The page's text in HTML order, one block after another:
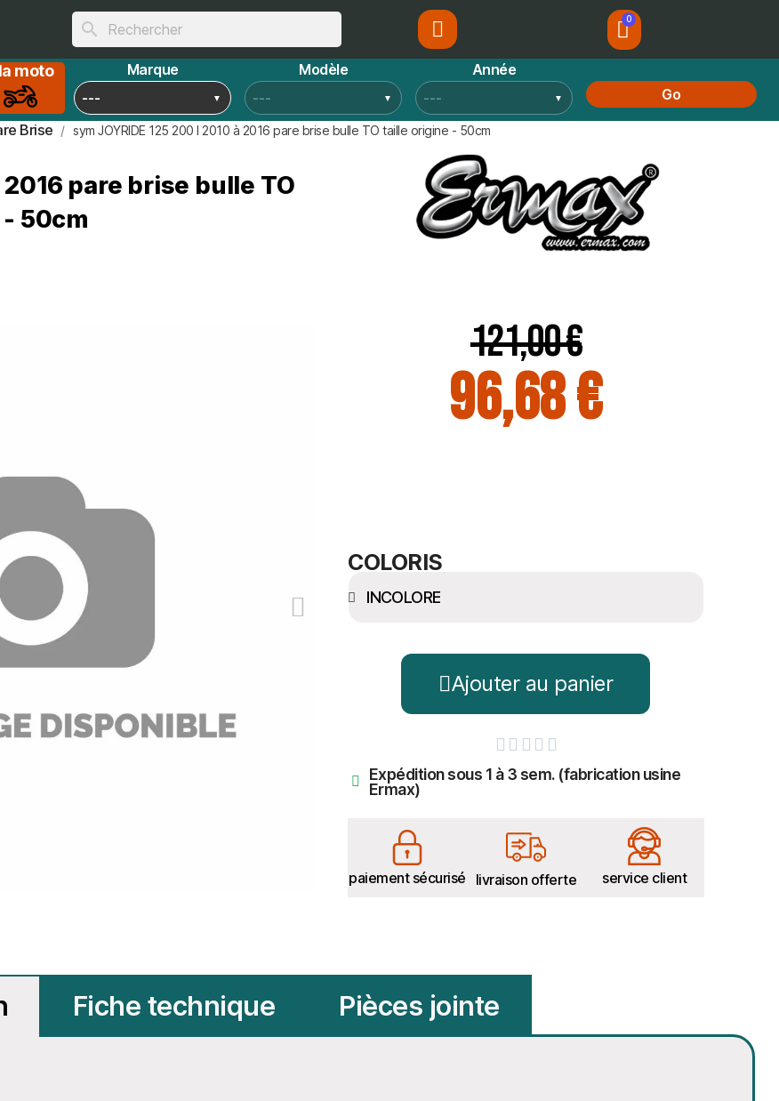
search
moto Marque Modèle
Année
Go
Brise sym JOYRIDE 125 200 I 2010 à 2016 pare brise bulle TO taille origine - 50cm
2016 pare brise bulle TO
50cm
121,00 €
96,68 €
COLORIS
Ajouter au panier
    
Expédition sous 1 à 3 sem. (fabrication usine
Ermax)
paiement sécurisé livraison offerte service client
Fiche technique Pièces jointe